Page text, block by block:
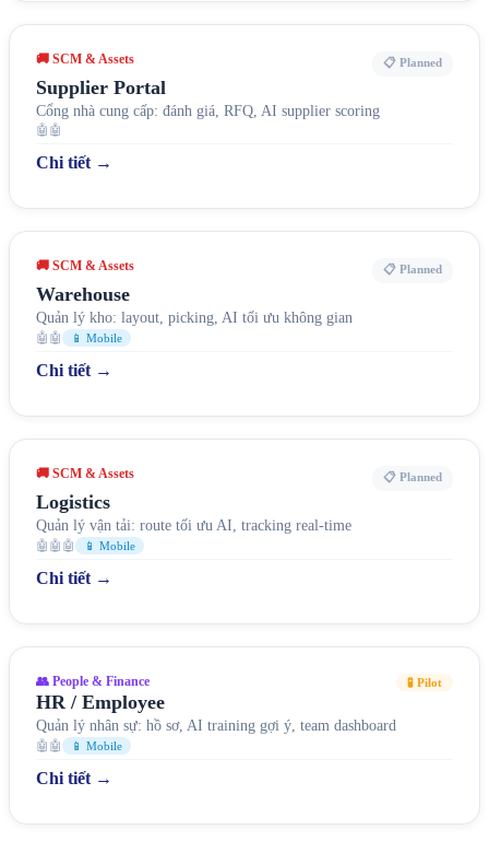
🚚 SCM & Assets 📋 Planned
Supplier Portal
Cổng nhà cung cấp: đánh giá, RFQ, AI supplier scoring
🤖🤖
Chi tiết →
🚚 SCM & Assets 📋 Planned
Warehouse
Quản lý kho: layout, picking, AI tối ưu không gian
🤖🤖 📱 Mobile
Chi tiết →
🚚 SCM & Assets 📋 Planned
Logistics
Quản lý vận tải: route tối ưu AI, tracking real-time
🤖🤖🤖 📱 Mobile
Chi tiết →
👥 People & Finance 🧪 Pilot
HR / Employee
Quản lý nhân sự: hồ sơ, AI training gợi ý, team dashboard
🤖🤖 📱 Mobile
Chi tiết →